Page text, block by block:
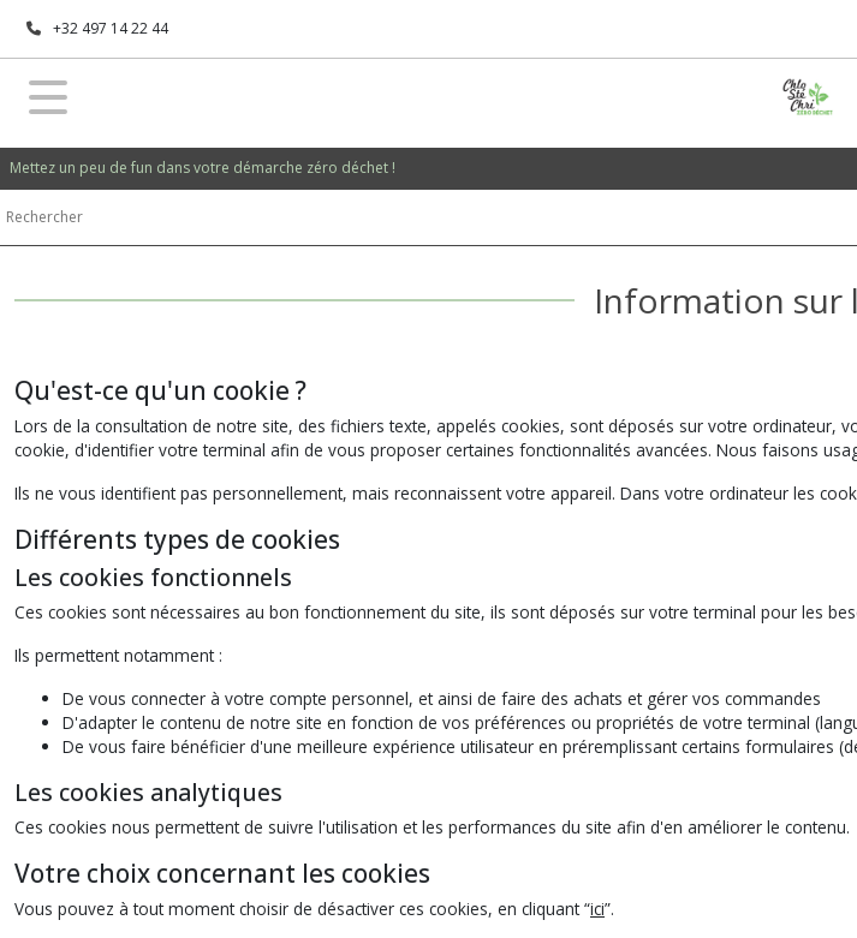
+32 497 14 22 44
Mettez un peu de fun dans votre démarche zéro déchet !
Information sur
Qu'est-ce qu'un cookie ?
Lors de la consultation de notre site, des fichiers texte, appelés cookies, sont déposés sur votre
cookie, d'identifier votre terminal afin de vous proposer certaines fonctionnalités avancées. Nous faisons
Ils ne vous identifient pas personnellement, mais reconnaissent votre appareil. Dans votre ordinateur les
Différents types de cookies
Les cookies fonctionnels
Ces cookies sont nécessaires au bon fonctionnement du site, ils sont déposés sur votre terminal pour les
Ils permettent notamment :
De vous connecter à votre compte personnel, et ainsi de faire des achats et gérer vos commandes
D'adapter le contenu de notre site en fonction de vos préférences ou propriétés de votre terminal
De vous faire bénéficier d'une meilleure expérience utilisateur en préremplissant certains formulaires
Les cookies analytiques
Ces cookies nous permettent de suivre l'utilisation et les performances du site afin d'en améliorer le contenu.
Votre choix concernant les cookies
Vous pouvez à tout moment choisir de désactiver ces cookies, en cliquant “ici”.